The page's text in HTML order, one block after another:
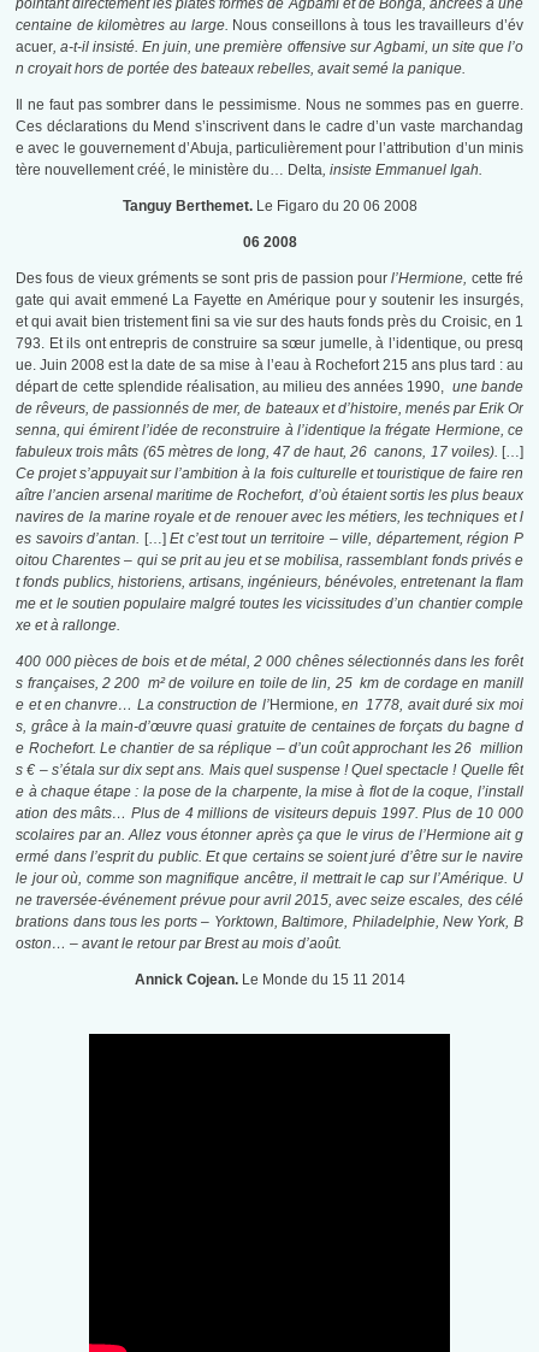
pointant directement les plates formes de Agbami et de Bonga, ancrées à une
centaine de kilomètres au large. Nous conseillons à tous les travailleurs d’év
acuer, a-t-il insisté. En juin, une première offensive sur Agbami, un site que l’o
n croyait hors de portée des bateaux rebelles, avait semé la panique.
Il ne faut pas sombrer dans le pessimisme. Nous ne sommes pas en guerre.
Ces déclarations du Mend s’inscrivent dans le cadre d’un vaste marchandag
e avec le gouvernement d’Abuja, particulièrement pour l’attribution d’un minis
tère nouvellement créé, le ministère du… Delta, insiste Emmanuel Igah.
Tanguy Berthemet. Le Figaro du 20 06 2008
06 2008
Des fous de vieux gréments se sont pris de passion pourl’Hermione, cette fré
gate qui avait emmené La Fayette en Amérique pour y soutenir les insurgés,
et qui avait bien tristement fini sa vie sur des hauts fonds près du Croisic, en 1
793. Et ils ont entrepris de construire sa sœur jumelle, à l’identique, ou presq
ue. Juin 2008 est la date de sa mise à l’eau à Rochefort 215 ans plus tard : au
départ de cette splendide réalisation, au milieu des années 1990, une bande
de rêveurs, de passionnés de mer, de bateaux et d’histoire, menés par Erik Or
senna, qui émirent l’idée de reconstruire à l’identique la frégate Hermione, ce
fabuleux trois mâts (65 mètres de long, 47 de haut, 26 canons, 17 voiles). […]
Ce projet s’appuyait sur l’ambition à la fois culturelle et touristique de faire ren
aître l’ancien arsenal maritime de Rochefort, d’où étaient sortis les plus beaux
navires de la marine royale et de renouer avec les métiers, les techniques et l
es savoirs d’antan. […] Et c’est tout un territoire – ville, département, région P
oitou Charentes – qui se prit au jeu et se mobilisa, rassemblant fonds privés e
t fonds publics, historiens, artisans, ingénieurs, bénévoles, entretenant la flam
me et le soutien populaire malgré toutes les vicissitudes d’un chantier comple
xe et à rallonge.
400 000 pièces de bois et de métal, 2 000 chênes sélectionnés dans les forêt
s françaises, 2 200 m² de voilure en toile de lin, 25 km de cordage en manill
e et en chanvre… La construction de l’Hermione, en 1778, avait duré six moi
s, grâce à la main-d’œuvre quasi gratuite de centaines de forçats du bagne d
e Rochefort. Le chantier de sa réplique – d’un coût approchant les 26 million
s € – s’étala sur dix sept ans. Mais quel suspense ! Quel spectacle ! Quelle fêt
e à chaque étape : la pose de la charpente, la mise à flot de la coque, l’install
ation des mâts… Plus de 4 millions de visiteurs depuis 1997. Plus de 10 000
scolaires par an. Allez vous étonner après ça que le virus de l’Hermione ait g
ermé dans l’esprit du public. Et que certains se soient juré d’être sur le navire
le jour où, comme son magnifique ancêtre, il mettrait le cap sur l’Amérique. U
ne traversée-événement prévue pour avril 2015, avec seize escales, des célé
brations dans tous les ports – Yorktown, Baltimore, Philadelphie, New York, B
oston… – avant le retour par Brest au mois d’août.
Annick Cojean. Le Monde du 15 11 2014